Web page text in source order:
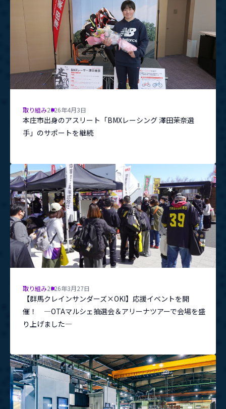
取り組み2026年4月3日
本庄市出身のアスリート「BMXレーシング 澤田茉奈選
手」のサポートを継続
取り組み2026年3月27日
【群馬クレインサンダーズ×OKI】応援イベントを開
催！ ―OTAマルシェ抽選会＆アリーナツアーで会場を盛
り上げました―